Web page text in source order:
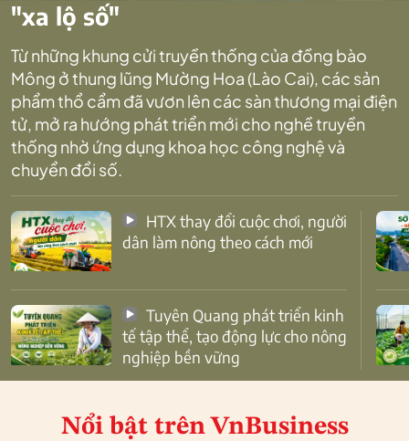
"xa lộ số"
Từ những khung cửi truyền thống của đồng bào
Mông ở thung lũng Mường Hoa (Lào Cai), các sản
phẩm thổ cẩm đã vươn lên các sàn thương mại điện
tử, mở ra hướng phát triển mới cho nghề truyền
thống nhờ ứng dụng khoa học công nghệ và
chuyển đổi số.
dân làm nông theo cách mới
tế tập thể, tạo động lực cho nông
nghiệp bền vững
Nổi bật trên VnBusiness